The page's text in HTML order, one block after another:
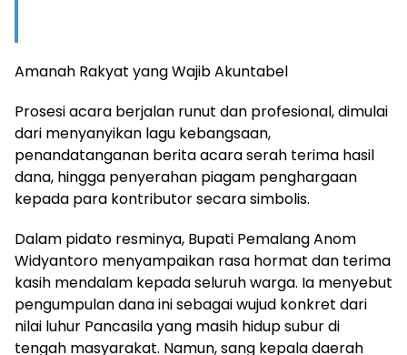
​Amanah Rakyat yang Wajib Akuntabel
​Prosesi acara berjalan runut dan profesional, dimulai
dari menyanyikan lagu kebangsaan,
penandatanganan berita acara serah terima hasil
dana, hingga penyerahan piagam penghargaan
kepada para kontributor secara simbolis.
​Dalam pidato resminya, Bupati Pemalang Anom
Widyantoro menyampaikan rasa hormat dan terima
kasih mendalam kepada seluruh warga. Ia menyebut
pengumpulan dana ini sebagai wujud konkret dari
nilai luhur Pancasila yang masih hidup subur di
tengah masyarakat. Namun, sang kepala daerah